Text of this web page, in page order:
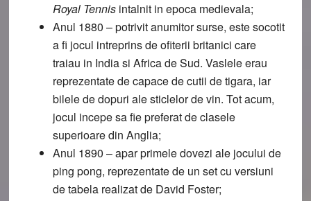
Royal Tennisintalnit in epoca medievala;
Anul 1880 – potrivit anumitor surse, este socotit
a fi jocul intreprins de ofiterii britanici care
traiau in India si Africa de Sud. Vaslele erau
reprezentate de capace de cutii de tigara, iar
bilele de dopuri ale sticlelor de vin. Tot acum,
jocul incepe sa fie preferat de clasele
superioare din Anglia;
Anul 1890 – apar primele dovezi ale jocului de
ping pong, reprezentate de un set cu versiuni
de tabela realizat de David Foster;